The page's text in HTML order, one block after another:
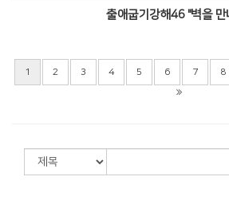
출애굽기강해46 "벽을 만
1 2 3 4 5 6 7 8